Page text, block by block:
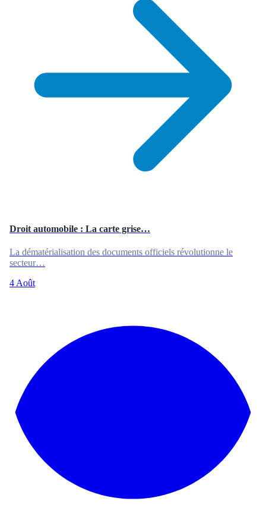
Droit automobile : La carte grise…
La dématérialisation des documents officiels révolutionne le
secteur…
4 Août